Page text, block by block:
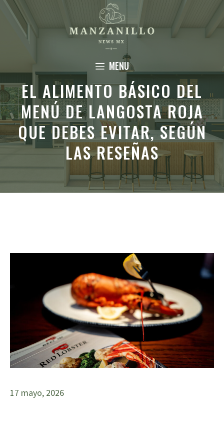
Saltar
contenido
MENU
EL ALIMENTO BÁSICO DEL
MENÚ DE LANGOSTA ROJA
QUE DEBES EVITAR, SEGÚN
LAS RESEÑAS
17 mayo, 2026